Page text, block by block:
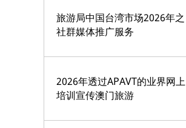
旅游局中国台湾市场2026年之
社群媒体推广服务
2026年透过APAVT的业界网上
培训宣传澳门旅游